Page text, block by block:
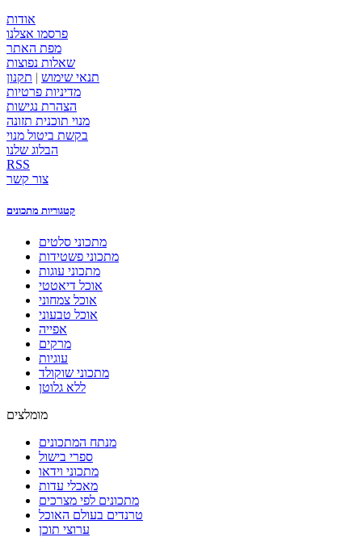
אודות
פרסמו אצלנו
מפת האתר
שאלות נפוצות
תנאי שימוש | תקנון
מדיניות פרטיות
הצהרת נגישות
מנוי תוכנית תזונה
בקשת ביטול מנוי
הבלוג שלנו
RSS
צור קשר
קטגוריות מתכונים
מתכוני סלטים
מתכוני פשטידות
מתכוני עוגות
אוכל דיאטטי
אוכל צמחוני
אוכל טבעוני
אפייה
מרקים
עוגיות
מתכוני שוקולד
ללא גלוטן
מומלצים
מנתח המתכונים
ספרי בישול
מתכוני וידאו
מאכלי עדות
מתכונים לפי מצרכים
טרנדים בעולם האוכל
ערוצי תוכן